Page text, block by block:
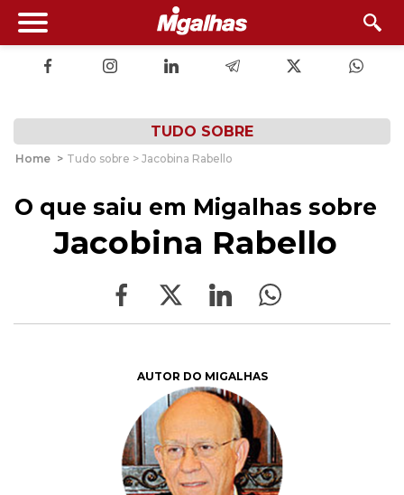
TUDO SOBRE
Home > Tudo sobre > Jacobina Rabello
O que saiu em Migalhas sobre
Jacobina Rabello
AUTOR DO MIGALHAS